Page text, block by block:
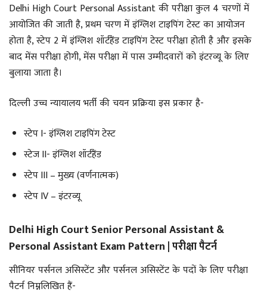
Delhi High Court Personal Assistant की परीक्षा कुल 4 चरणों में
आयोजित की जाती है, प्रथम चरण में इंग्लिश टाइपिंग टेस्ट का आयोजन
होता है, स्टेप 2 में इंग्लिश शॉर्टहैंड टाइपिंग टेस्ट परीक्षा होती है और इसके
बाद मेंस परीक्षा होगी, मेंस परीक्षा में पास उम्मीदवारों को इंटरव्यू के लिए
बुलाया जाता है।
दिल्ली उच्च न्यायालय भर्ती की चयन प्रक्रिया इस प्रकार है-
स्टेप I- इंग्लिश टाइपिंग टेस्ट
स्टेज II- इंग्लिश शॉर्टहैंड
स्टेप III – मुख्य (वर्णनात्मक)
स्टेप IV – इंटरव्यू
Delhi High Court Senior Personal Assistant &
Personal Assistant Exam Pattern | परीक्षा पैटर्न
सीनियर पर्सनल असिस्टेंट और पर्सनल असिस्टेंट के पदों के लिए परीक्षा
पैटर्न निम्नलिखित हैं-